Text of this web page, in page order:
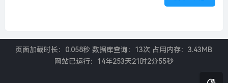
页面加载时长：0.058秒 数据库查询：13次 占用内存：3.43MB
网站已运行： 14年253天21时2分56秒